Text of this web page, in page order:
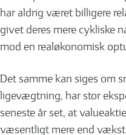
har aldrig været billigere
givet deres mere cykliske
mod en realøkonomisk
Det samme kan siges om
ligevægtning, har stor
seneste år set, at
væsentligt mere end